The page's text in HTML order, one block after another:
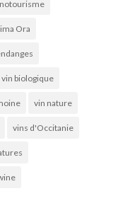
Ora
vin biologique
vin nature
vins d'Occitanie